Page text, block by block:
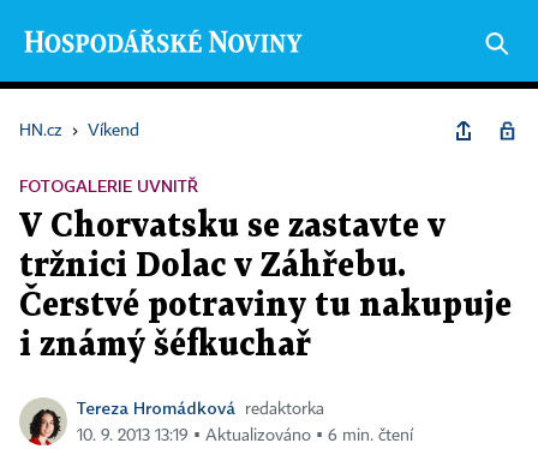
HN.cz › Víkend
FOTOGALERIE UVNITŘ
V Chorvatsku se zastavte v
tržnici Dolac v Záhřebu.
Čerstvé potraviny tu nakupuje
i známý šéfkuchař
Tereza Hromádková
redaktorka
10. 9. 2013 13:19 ▪ Aktualizováno ▪ 6 min. čtení